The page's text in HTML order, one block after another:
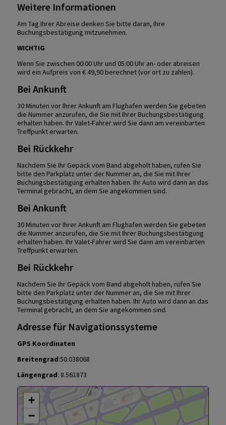
Weitere Informationen
Am Tag Ihrer Abreise denken Sie bitte daran, Ihre
Buchungsbestätigung mitzunehmen.
WICHTIG
Wenn Sie zwischen 00:00 Uhr und 05:00 Uhr an- oder abreisen
wird ein Aufpreis von € 49,90 berechnet (vor ort zu zahlen).
Bei Ankunft
30 Minuten vor Ihrer Ankunft am Flughafen werden Sie gebeten
die Nummer anzurufen, die Sie mit Ihrer Buchungsbestätigung
erhalten haben. Ihr Valet-Fahrer wird Sie dann am vereinbarten
Treffpunkt erwarten.
Bei Rückkehr
Nachdem Sie Ihr Gepäck vom Band abgeholt haben, rufen Sie
bitte den Parkplatz unter der Nummer an, die Sie mit Ihrer
Buchungsbestätigung erhalten haben. Ihr Auto wird dann an das
Terminal gebracht, an dem Sie angekommen sind.
Bei Ankunft
30 Minuten vor Ihrer Ankunft am Flughafen werden Sie gebeten
die Nummer anzurufen, die Sie mit Ihrer Buchungsbestätigung
erhalten haben. Ihr Valet-Fahrer wird Sie dann am vereinbarten
Treffpunkt erwarten.
Bei Rückkehr
Nachdem Sie Ihr Gepäck vom Band abgeholt haben, rufen Sie
bitte den Parkplatz unter der Nummer an, die Sie mit Ihrer
Buchungsbestätigung erhalten haben. Ihr Auto wird dann an das
Terminal gebracht, an dem Sie angekommen sind.
Adresse für Navigationssysteme
GPS Koordinaten
Breitengrad:50.038068
Längengrad: 8.561873
+
−